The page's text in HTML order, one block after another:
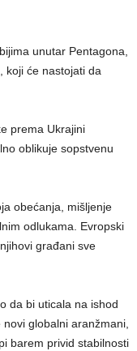
unutar Pentagona,
koji će nastojati da
prema Ukrajini
oblikuje sopstvenu
obećanja, mišljenje
odlukama. Evropski
građani sve
da bi uticala na ishod
globalni aranžmani,
barem privid stabilnosti